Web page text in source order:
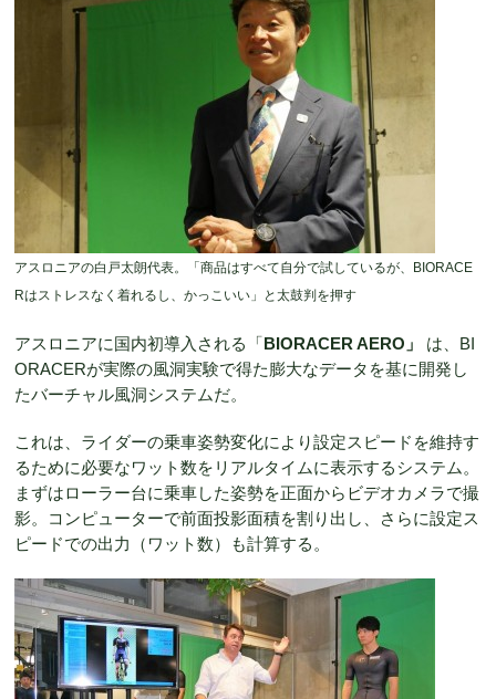
アスロニアの白戸太朗代表。「商品はすべて自分で試しているが、BIORACE
Rはストレスなく着れるし、かっこいい」と太鼓判を押す
アスロニアに国内初導入される「BIORACER AERO 」
は、BI
ORACERが実際の風洞実験で得た膨大なデータを基に開発し
たバーチャル風洞システムだ。
これは、ライダーの乗車姿勢変化により設定スピードを維持す
るために必要なワット数をリアルタイムに表示するシステム。
まずはローラー台に乗車した姿勢を正面からビデオカメラで撮
影。コンピューターで前面投影面積を割り出し、さらに設定ス
ピードでの出力（ワット数）も計算する。